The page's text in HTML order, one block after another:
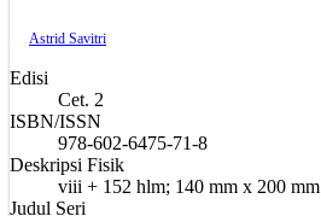
Astrid Savitri
Edisi
Cet. 2
ISBN/ISSN
978-602-6475-71-8
Deskripsi Fisik
viii + 152 hlm; 140 mm x 200 mm
Judul Seri